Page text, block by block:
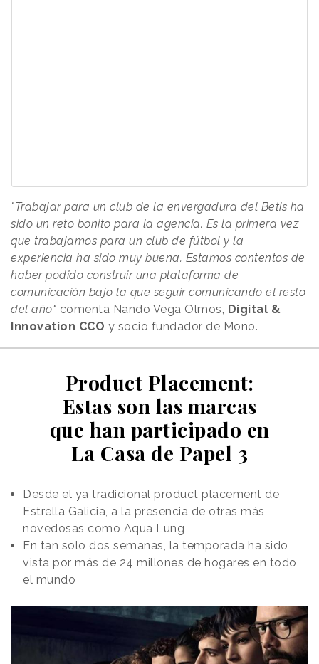
"Trabajar para un club de la envergadura del Betis ha
sido un reto bonito para la agencia. Es la primera vez
que trabajamos para un club de fútbol y la
experiencia ha sido muy buena. Estamos contentos de
haber podido construir una plataforma de
comunicación bajo la que seguir comunicando el resto
del año" comenta Nando Vega Olmos, Digital &
Innovation CCO y socio fundador de Mono.
Product Placement:
Estas son las marcas
que han participado en
La Casa de Papel 3
Desde el ya tradicional product placement de
Estrella Galicia, a la presencia de otras más
novedosas como Aqua Lung
En tan solo dos semanas, la temporada ha sido
vista por más de 24 millones de hogares en todo
el mundo